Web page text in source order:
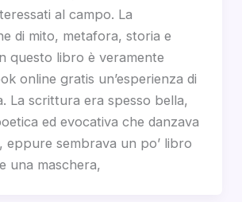
al campo. La
di mito, metafora, storia e
questo libro è veramente
online gratis un’esperienza di
La scrittura era spesso bella,
ed evocativa che danzava
eppure sembrava un po’ libro
una maschera,